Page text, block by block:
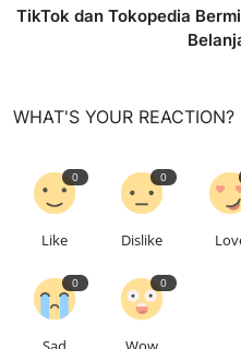
TikTok dan Tokopedia
WHAT'S YOUR REACTION?
0
Like
0
Dislike
0 0